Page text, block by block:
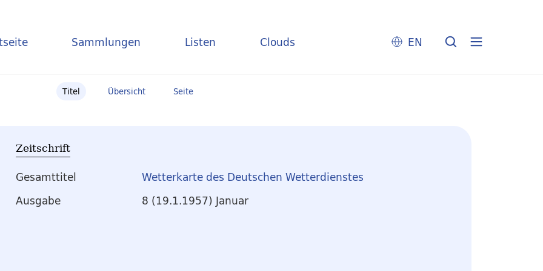
Sammlungen Listen Clouds EN
Titel Übersicht Seite
Zeitschrift
Gesamttitel
Wetterkarte des Deutschen Wetterdienstes
Ausgabe
8 (19.1.1957) Januar